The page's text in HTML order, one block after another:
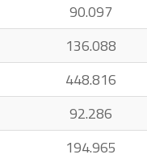
90.097
136.088
448.816
92.286
194.965